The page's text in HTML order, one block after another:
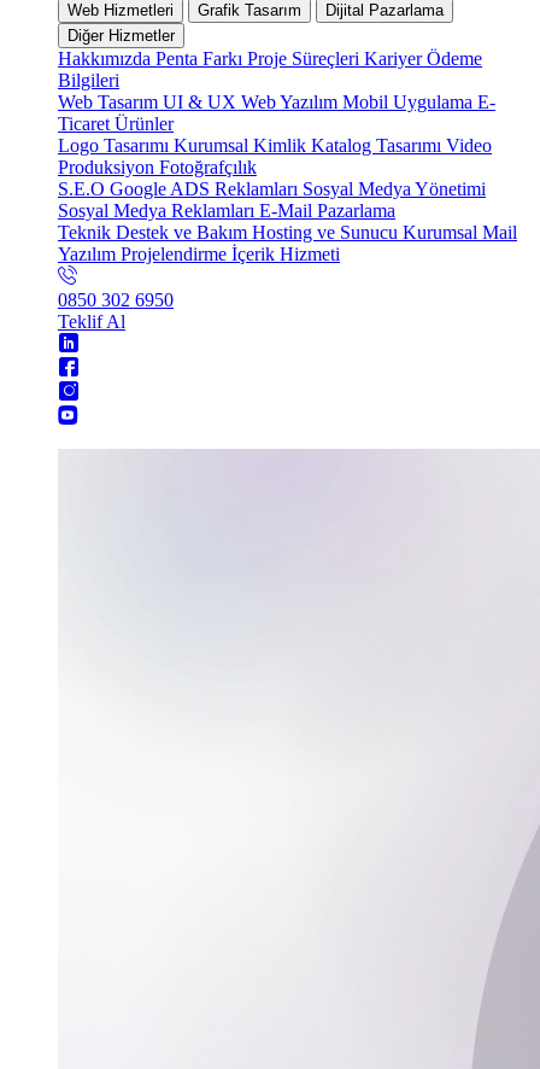
Web Hizmetleri Grafik Tasarım
Dijital Pazarlama
Diğer Hizmetler
Hakkımızda Penta Farkı Proje Süreçleri KariyerÖdeme
Bilgileri
Web Tasarım UI & UX Web Yazılım Mobil Uygulama E-
Ticaret Ürünler
Logo Tasarımı Kurumsal Kimlik Katalog Tasarımı Video
Produksiyon Fotoğrafçılık
S.E.O Google ADS Reklamları Sosyal Medya Yönetimi
Sosyal Medya Reklamları E-Mail Pazarlama
Teknik Destek ve Bakım Hosting ve Sunucu Kurumsal Mail
Yazılım Projelendirme İçerik Hizmeti
0850 302 6950
Teklif Al